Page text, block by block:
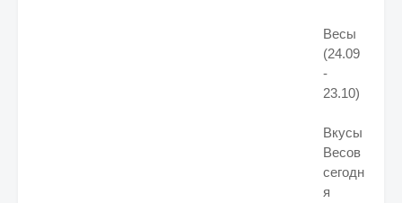
Весы
(24.09
-
23.10)
Вкусы
Весов
сегодн
я